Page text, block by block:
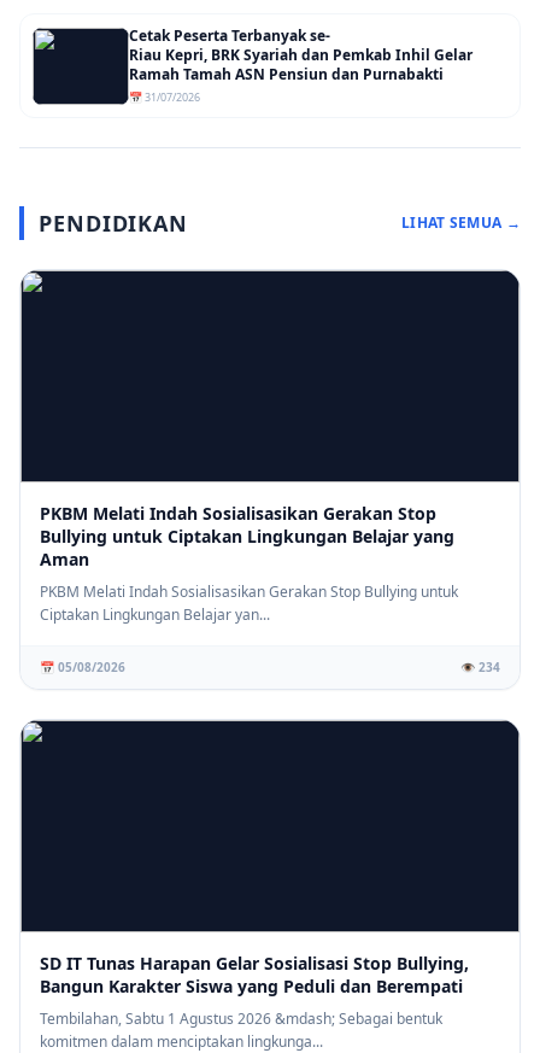
Cetak Peserta Terbanyak se-
Riau Kepri, BRK Syariah dan Pemkab Inhil Gelar
Ramah Tamah ASN Pensiun dan Purnabakti
📅 31/07/2026
PENDIDIKAN LIHAT SEMUA →
PKBM Melati Indah Sosialisasikan Gerakan Stop
Bullying untuk Ciptakan Lingkungan Belajar yang
Aman
PKBM Melati Indah Sosialisasikan Gerakan Stop Bullying untuk
Ciptakan Lingkungan Belajar yan...
📅 05/08/2026 👁️ 234
SD IT Tunas Harapan Gelar Sosialisasi Stop Bullying,
Bangun Karakter Siswa yang Peduli dan Berempati
Tembilahan, Sabtu 1 Agustus 2026 &mdash; Sebagai bentuk
komitmen dalam menciptakan lingkunga...